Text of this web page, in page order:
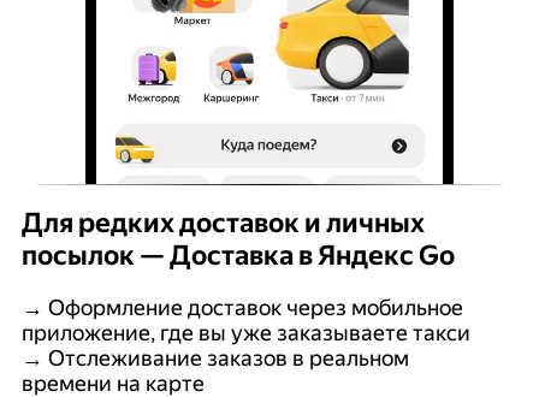
Для редких доставок и личных
посылок — Доставка в Яндекс Go
→ Оформление доставок через мобильное
приложение, где вы уже заказываете такси
→ Отслеживание заказов в реальном
времени на карте